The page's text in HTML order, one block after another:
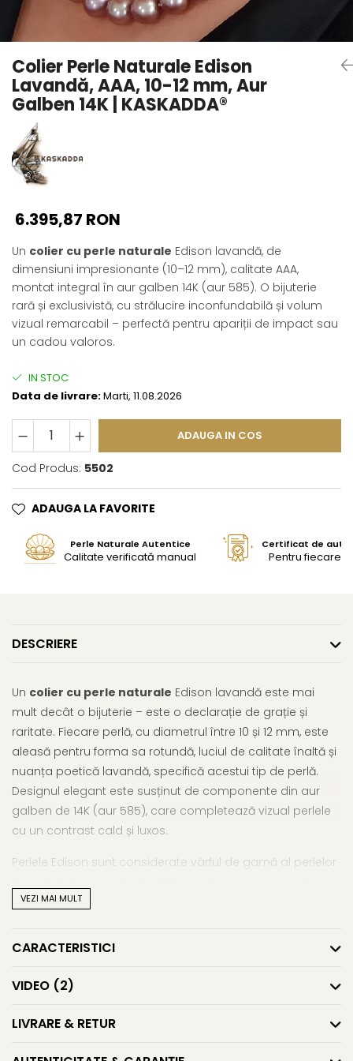
Seturi Perle cu Argint
Brățări cu Perle
Pandantive cu Perle
Brose cu Perle
Colier Perle Naturale Edison
Lavandă, AAA, 10-12 mm, Aur
Galben 14K | KASKADDA®
6.395,87 RON
Un colier cu perle naturale Edison lavandă, de
dimensiuni impresionante (10–12 mm), calitate AAA,
montat integral în aur galben 14K (aur 585). O bijuterie
rară și exclusivistă, cu strălucire inconfundabilă și volum
vizual remarcabil – perfectă pentru apariții de impact sau
un cadou valoros.
IN STOC
Data de livrare:Marti, 11.08.2026
ADAUGA IN COS
Cod Produs: 5502
ADAUGA LA FAVORITE
Perle Naturale Autentice
Calitate verificată manual
Certificat de
Pentru fiecare
DESCRIERE
Un colier cu perle naturale Edison lavandă este mai
mult decât o bijuterie – este o declarație de grație și
raritate. Fiecare perlă, cu diametrul între 10 și 12 mm, este
aleasă pentru forma sa rotundă, luciul de calitate înaltă și
nuanța poetică lavandă, specifică acestui tip de perlă.
Designul elegant este susținut de componente din aur
galben de 14K (aur 585), care completează vizual perlele
cu un contrast cald și luxos.
Perlele Edison sunt considerate vârful de gamă al perlelor
un luciu specific perlelor de apă sărată. Valoarea unei
colier reunește doar exemplare premium, în selecție AAA.
flexibilitate perfectă, lăsând perlele să respire vizual și să se
așeze natural în jurul gâtului.
Este uncolier cu perle naturale
VEZI MAI MULT
CARACTERISTICI
VIDEO (2)
LIVRARE & RETUR